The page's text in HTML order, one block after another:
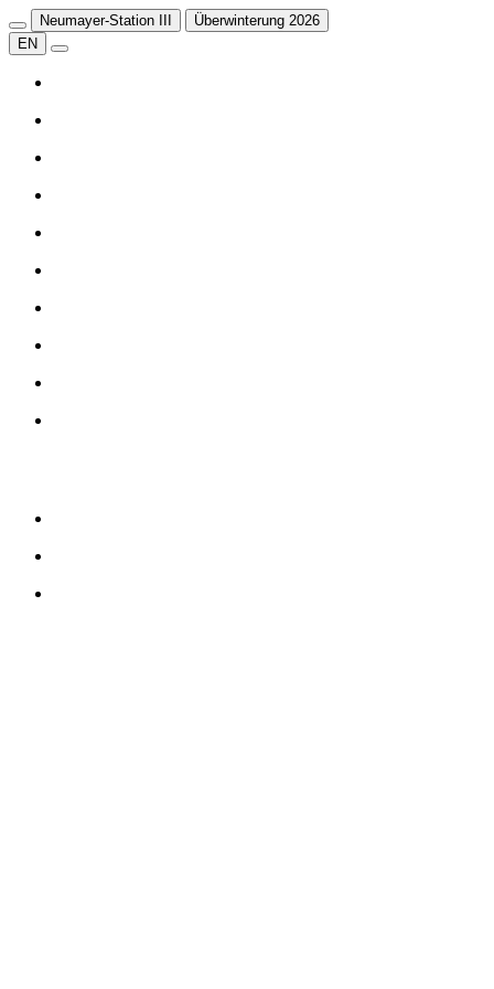
Neumayer-Station III
Überwinterung 2026
EN